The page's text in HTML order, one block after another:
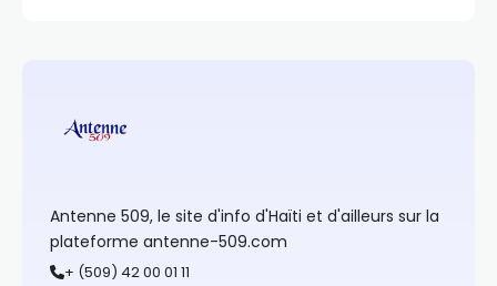
Antenne 509, le site d'info d'Haïti et d'ailleurs sur la
plateforme antenne-509.com
+ (509) 42 00 01 11